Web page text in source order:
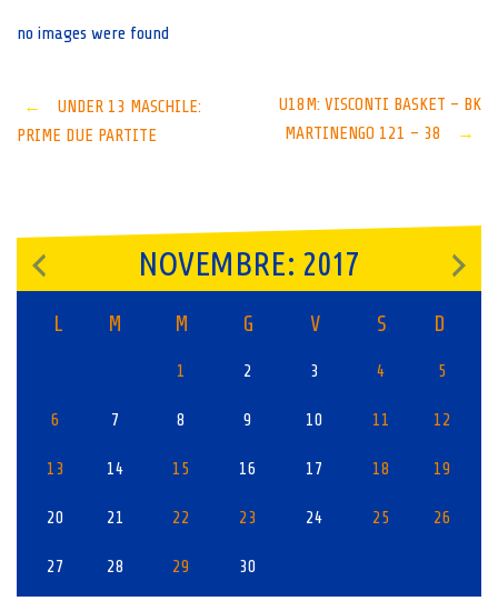
no images were found
Post
←
UNDER 13 MASCHILE:
PRIME DUE PARTITE
U18M: VISCONTI BASKET – BK
MARTINENGO 121 – 38
→
NOVEMBRE: 2017
L M M G V S D
1 2 3 4 5
6 7 8 9 10 11 12
13 14 15 16 17 18 19
20 21 22 23 24 25 26
27 28 29 30